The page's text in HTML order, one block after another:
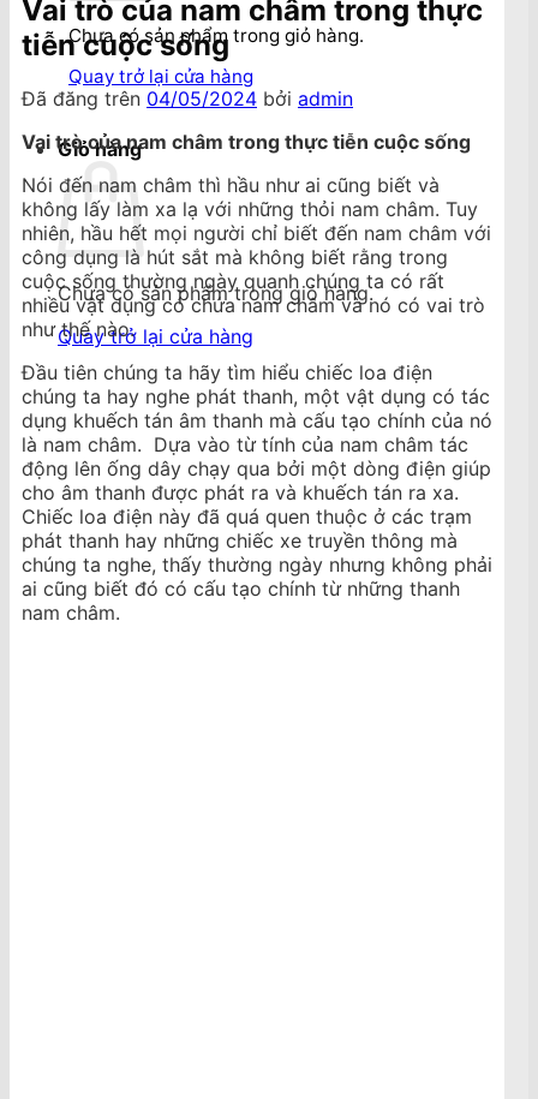
Chưa có sản phẩm trong giỏ hàng.
Quay trở lại cửa hàng
Giỏ hàng
Chưa có sản phẩm trong giỏ hàng.
Quay trở lại cửa hàng
Vai trò của nam châm trong thực
tiễn cuộc sống
Đã đăng trên 04/05/2024 bởi admin
Vai trò của nam châm trong thực tiễn cuộc sống
Nói đến nam châm thì hầu như ai cũng biết và
không lấy làm xa lạ với những thỏi nam châm. Tuy
nhiên, hầu hết mọi người chỉ biết đến nam châm với
công dụng là hút sắt mà không biết rằng trong
cuộc sống thường ngày quanh chúng ta có rất
nhiều vật dụng có chứa nam châm và nó có vai trò
như thế nào.
Đầu tiên chúng ta hãy tìm hiểu chiếc loa điện
chúng ta hay nghe phát thanh, một vật dụng có tác
dụng khuếch tán âm thanh mà cấu tạo chính của nó
là nam châm. Dựa vào từ tính của nam châm tác
động lên ống dây chạy qua bởi một dòng điện giúp
cho âm thanh được phát ra và khuếch tán ra xa.
Chiếc loa điện này đã quá quen thuộc ở các trạm
phát thanh hay những chiếc xe truyền thông mà
chúng ta nghe, thấy thường ngày nhưng không phải
ai cũng biết đó có cấu tạo chính từ những thanh
nam châm.